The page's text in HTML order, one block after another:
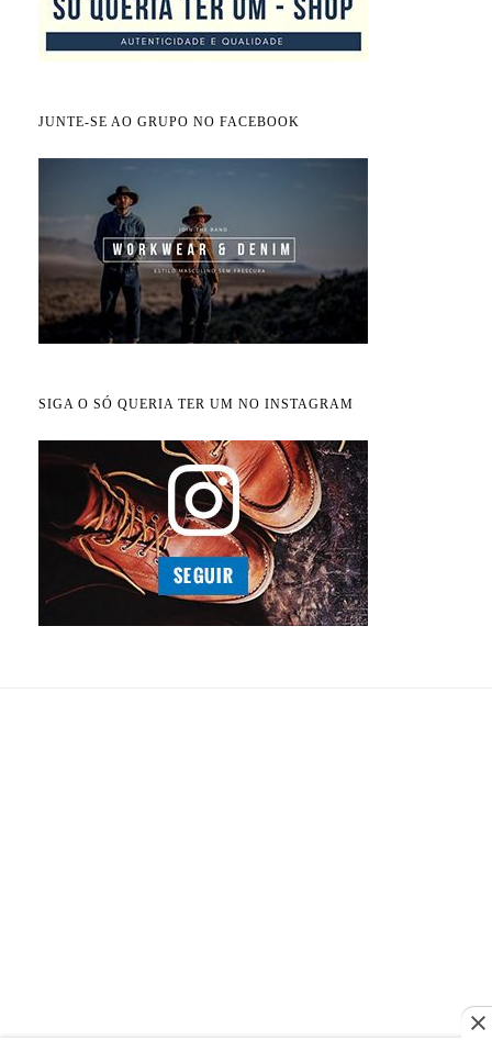
JUNTE-SE AO GRUPO NO FACEBOOK
SIGA O SÓ QUERIA TER UM NO INSTAGRAM